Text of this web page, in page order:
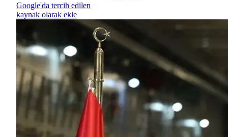
Google'da tercih edilen
kaynak olarak ekle